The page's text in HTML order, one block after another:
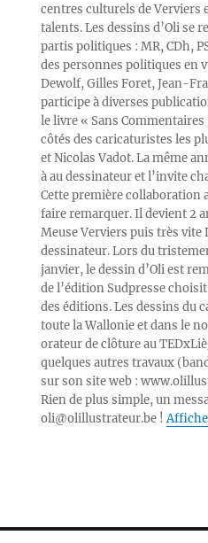
centres culturels de Verviers
talents. Les dessins d’Oli se
partis politiques : MR, CDh,
des personnes politiques en
Dewolf, Gilles Foret, Jean-
participe à diverses
le livre « Sans
côtés des caricaturistes les
et Nicolas Vadot. La même
à au dessinateur et l’invite
Cette première collaboration
faire remarquer. Il devient 2
Meuse Verviers puis très vite
dessinateur. Lors du
janvier, le dessin d’Oli est
de l’édition Sudpresse
des éditions. Les dessins du
toute la Wallonie et dans le
orateur de clôture au
quelques autres travaux
sur son site web :
Rien de plus simple, un
oli@olillustrateur.be !